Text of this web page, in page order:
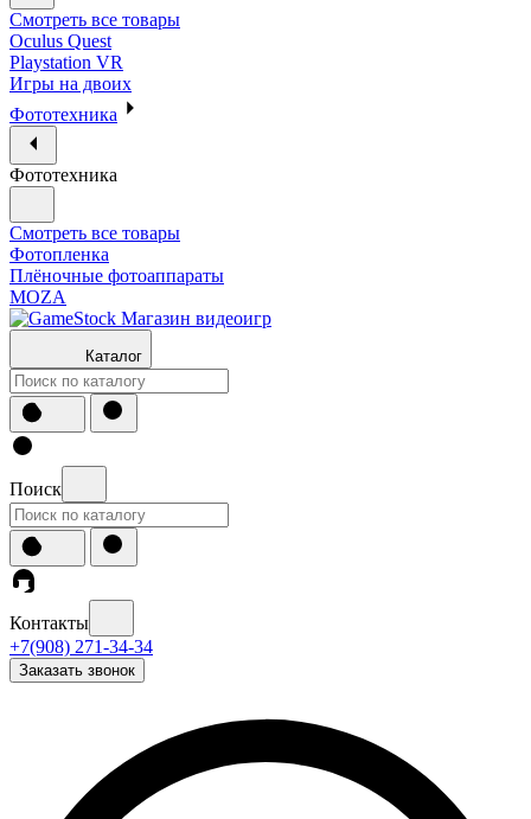
Смотреть все товары
Oculus Quest
Playstation VR
Игры на двоих
Фототехника
Фототехника
Смотреть все товары
Фотопленка
Плёночные фотоаппараты
MOZA
Каталог
Поиск
Контакты
+7(908) 271-34-34
Заказать звонок